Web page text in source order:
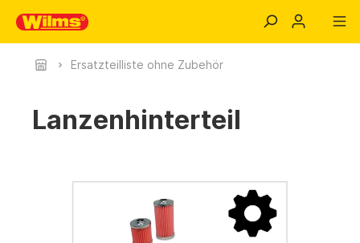
Ersatzteilliste ohne Zubehör
Lanzenhinterteil